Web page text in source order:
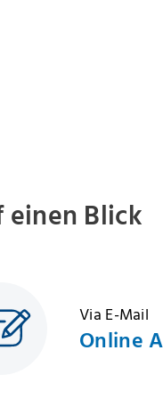
einen Blick
Via E-Mail
Online